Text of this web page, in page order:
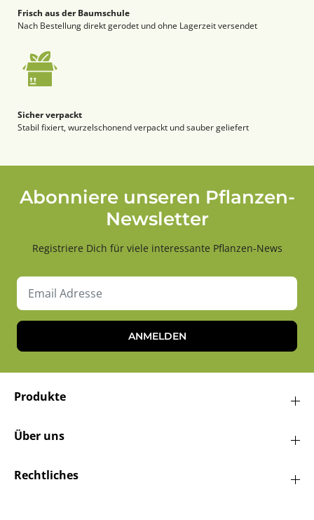
Frisch aus der Baumschule
Nach Bestellung direkt gerodet und ohne Lagerzeit versendet
Sicher verpackt
Stabil fixiert, wurzelschonend verpackt und sauber geliefert
Abonniere unseren Pflanzen-
Newsletter
Registriere Dich für viele interessante Pflanzen-News
ANMELDEN
Produkte
Über uns
Rechtliches